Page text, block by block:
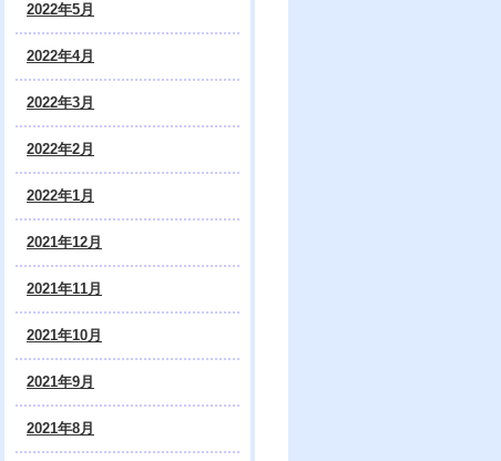
2022年5月
2022年4月
2022年3月
2022年2月
2022年1月
2021年12月
2021年11月
2021年10月
2021年9月
2021年8月